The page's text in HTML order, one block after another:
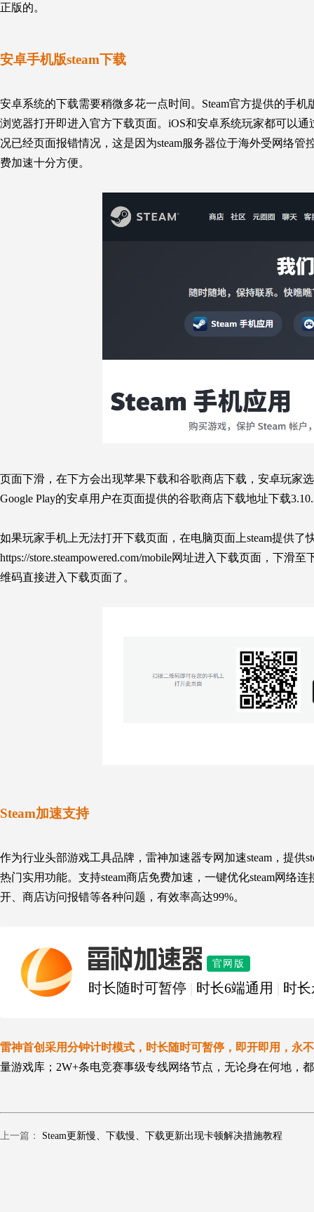
正版的。
安卓手机版steam下载
安卓系统的下载需要稍微多花一点时间。 Steam官方提供的手
浏览器打开即进入官方下载页面。iOS和安卓系统玩家都可以
况已经页面报错情况，这是因为steam服务器位于海外受网络管
费加速十分方便。
页面下滑，在下方会出现苹果下载和谷歌商店下载，安卓玩家
Google Play的安卓用户在页面提供的谷歌商店下载地址下载
如果玩家手机上无法打开下载页面，在电脑页面上steam提供
https://store.steampowered.com/mobile网址进入下载页面，下滑至
维码直接进入下载页面了。
Steam加速支持
作为行业头部游戏工具品牌，雷神加速器专网加速steam， 提供
热门实用功能。支持steam商店免费加速，一键优化steam网络
开、商店访问报错等各种问题，有效率高达99%。
雷神加速器 官网版
时长随时可暂停 时长6端通用 时
雷神首创采用分钟计时模式，时长随时可暂停，即开即用，永
量游戏库；2W+条电竞赛事级专线网络节点，无论身在何地，
上一篇： Steam更新慢、下载慢、下载更新出现卡顿解决措施教程